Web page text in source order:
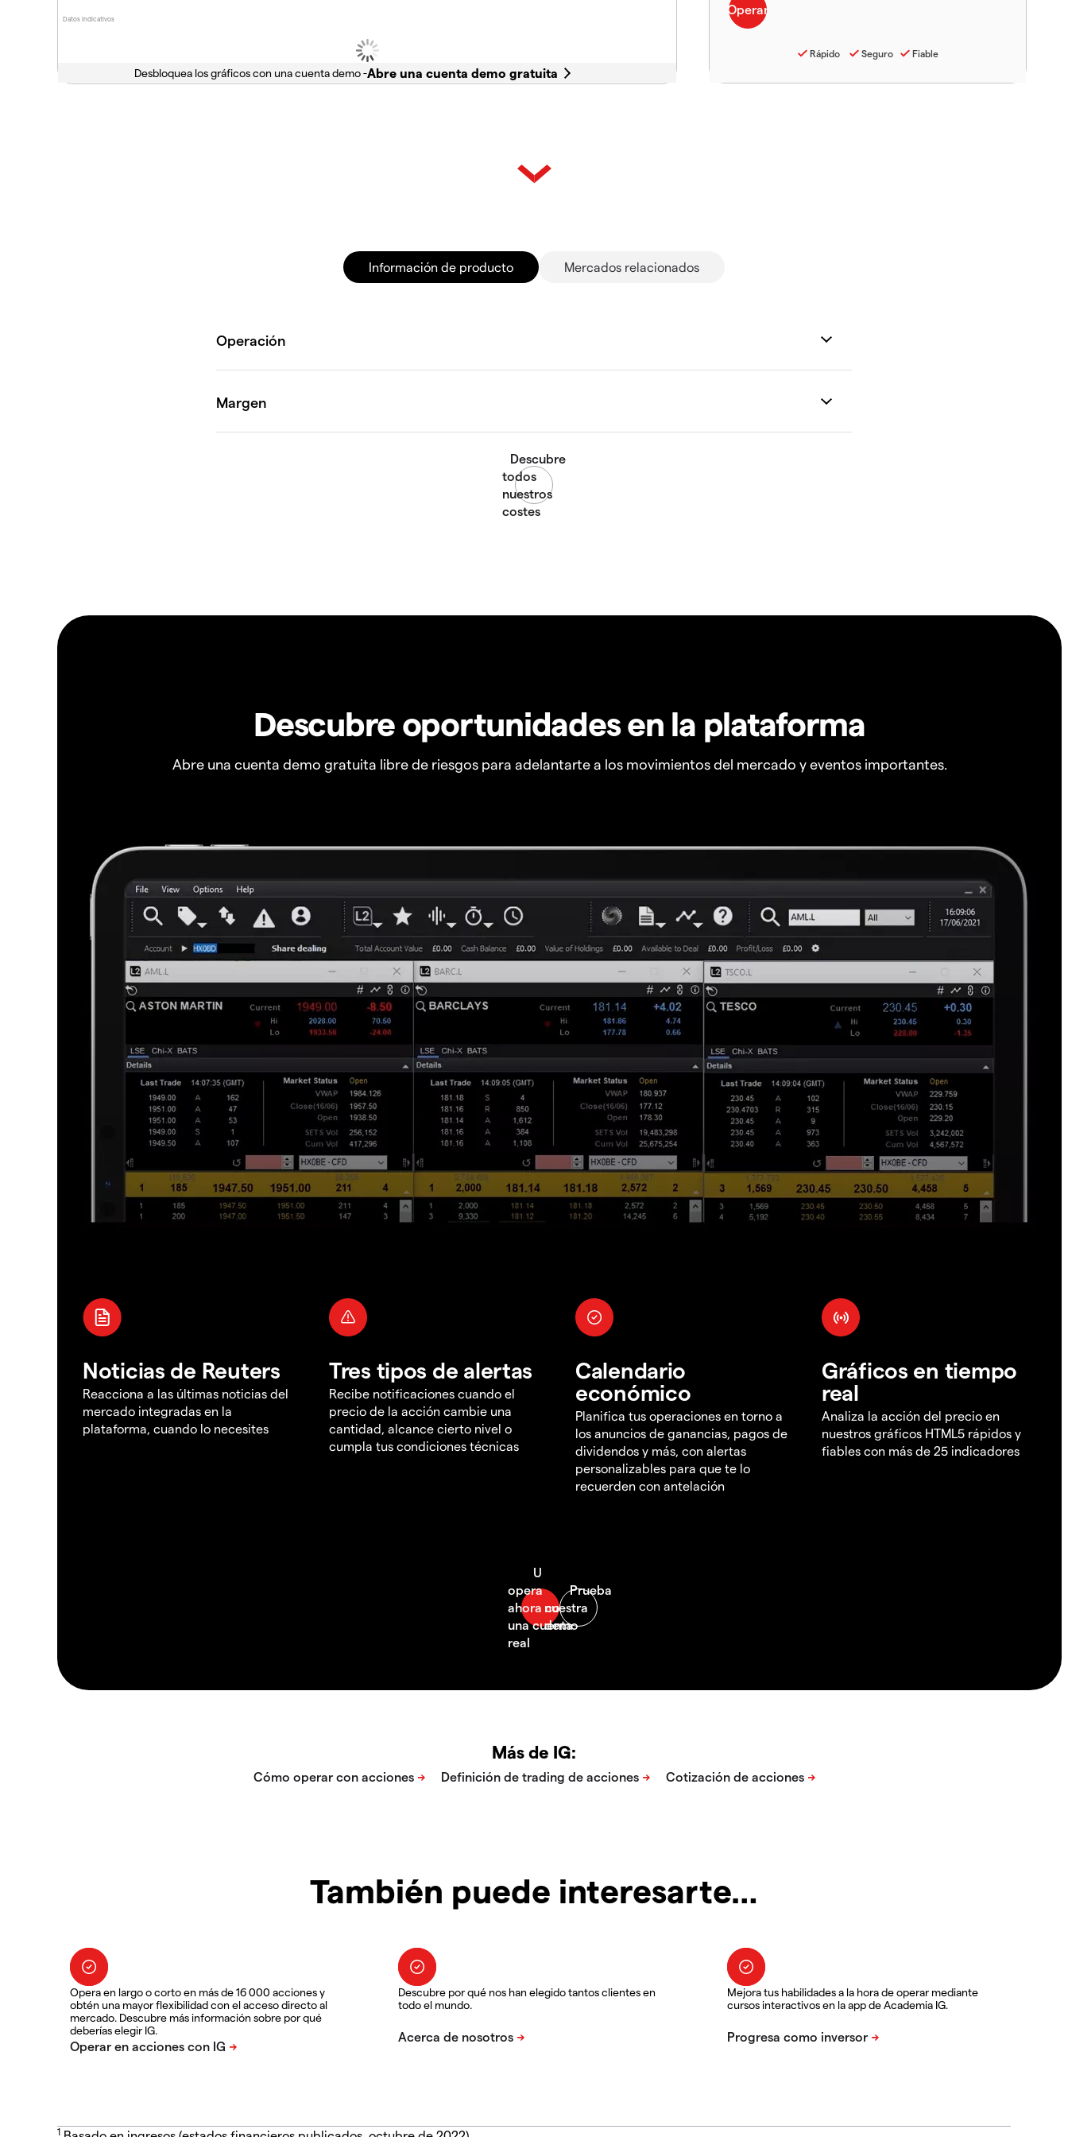
Datos indicativos
Desbloquea los gráficos con una cuenta demo -
Rápido Seguro Fiable
Información de producto Mercados relacionados
Descubre oportunidades en la plataforma
Abre una cuenta demo gratuita libre de riesgos para adelantarte a los movimientos del mercado y eventos importantes.
Noticias de Reuters
Reacciona a las últimas noticias del
mercado integradas en la
plataforma, cuando lo necesites
Tres tipos de alertas
Recibe notificaciones cuando el
precio de la acción cambie una
cantidad, alcance cierto nivel o
cumpla tus condiciones técnicas
Calendario
económico
Planifica tus operaciones en torno a
los anuncios de ganancias, pagos de
dividendos y más, con alertas
personalizables para que te lo
recuerden con antelación
Gráficos en tiempo
real
Analiza la acción del precio en
nuestros gráficos HTML5 rápidos y
fiables con más de 25 indicadores
Más de IG:
También puede interesarte…
Opera en largo o corto en más de 16 000 acciones y
obtén una mayor flexibilidad con el acceso directo al
mercado. Descubre más información sobre por qué
deberías elegir IG.
Descubre por qué nos han elegido tantos clientes en
todo el mundo.
Mejora tus habilidades a la hora de operar mediante
cursos interactivos en la app de Academia IG.
1